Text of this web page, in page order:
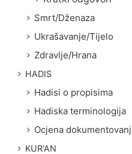
Smrt/Dženaza
Ukrašavanje/Tijelo
Zdravlje/Hrana
HADIS
Hadisi o propisima
Hadiska terminologija
Ocjena
KUR'AN